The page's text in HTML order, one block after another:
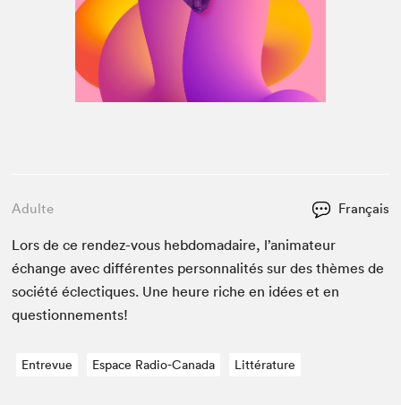
Adulte Français
Lors de ce ren­dez-vous heb­do­madaire, l’animateur
échange avec dif­férentes per­son­nal­ités sur des thèmes de
société éclec­tiques. Une heure riche en idées et en
questionnements!
Entrevue Espace Radio-Canada Littérature